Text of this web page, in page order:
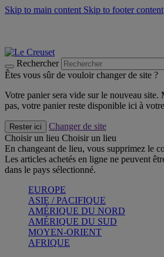
Skip to main content Skip to footer content
Rechercher
Êtes vous sûr de vouloir changer de site ?
Votre panier sera vide sur le nouveau site.
pas, votre panier reste disponible ici à
Rester ici
Changer de site
Choisir un lieu Choisir un lieu
En changeant de lieu, vous supprimez le
Les articles achetés en ligne ne peuvent
dans le pays sélectionné.
EUROPE
ASIE / PACIFIQUE
AMÉRIQUE DU NORD
AMÉRIQUE DU SUD
MOYEN-ORIENT
AFRIQUE